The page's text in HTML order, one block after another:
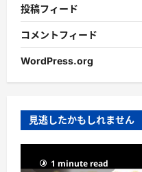
投稿フィード
コメントフィード
WordPress.org
見逃したかもしれません
1 minute read